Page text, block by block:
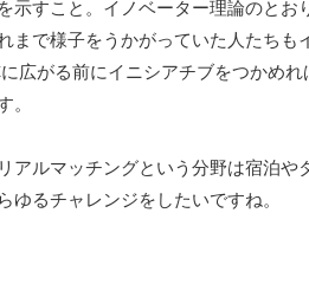
示すこと。イノベーター理論のとお
まで様子をうかがっていた人たちも
広がる前にイニシアチブをつかめ
。
アルマッチングという分野は宿泊や
ゆるチャレンジをしたいですね。